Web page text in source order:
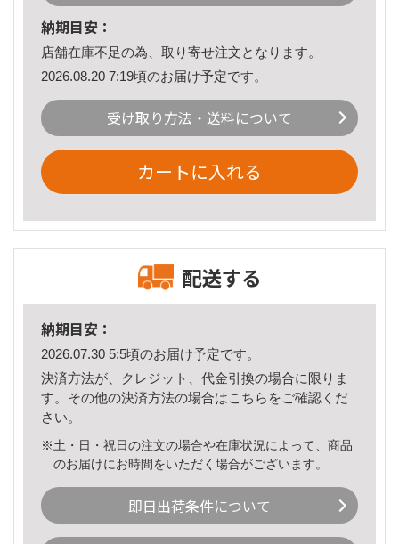
納期目安：
店舗在庫不足の為、取り寄せ注文となります。
2026.08.20 7:19頃のお届け予定です。
受け取り方法・送料について
カートに入れる
配送する
納期目安：
2026.07.30 5:5頃のお届け予定です。
決済方法が、クレジット、代金引換の場合に限りま
す。その他の決済方法の場合はこちら をご確認くだ
さい。
※土・日・祝日の注文の場合や在庫状況によって、商品
のお届けにお時間をいただく場合がございます。
即日出荷条件について